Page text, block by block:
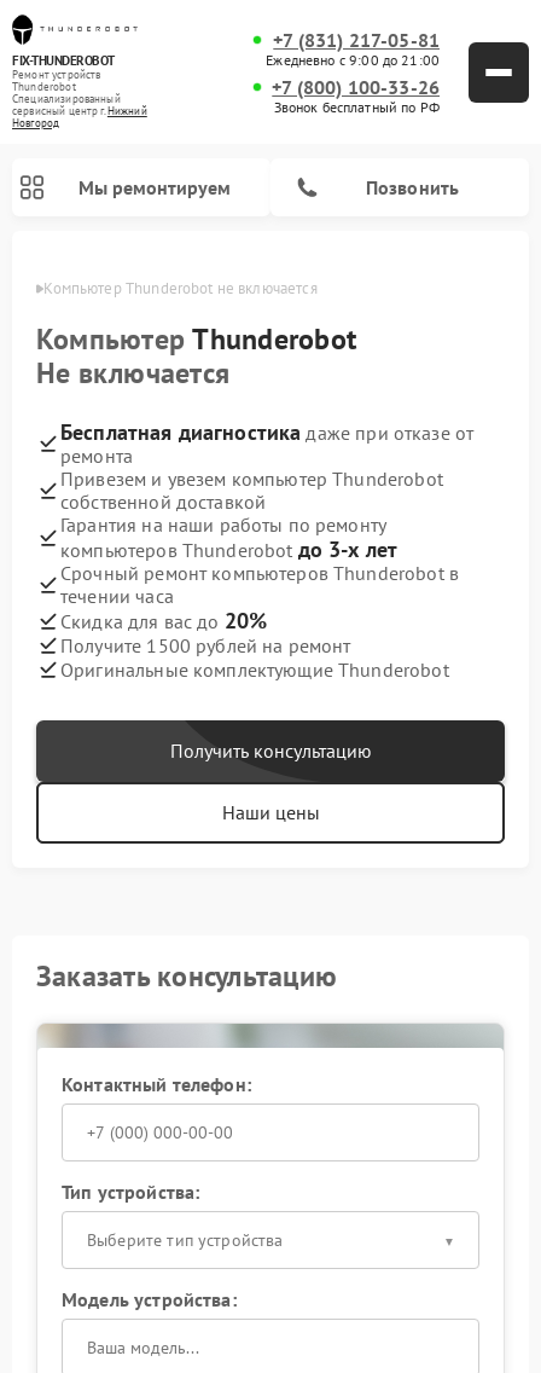
FIX-THUNDEROBOT
Ремонт устройств
Thunderobot
Специализированный
cервисный центр г.Нижний
Новгород
+7 (831) 217-05-81
Ежедневно с 9:00 до 21:00
+7 (800) 100-33-26
Звонок бесплатный по РФ
Мы ремонтируем Позвонить
Компьютер Thunderobot не включается
КомпьютерThunderobot
Не включается
Бесплатная диагностика даже при отказе от
ремонта
Привезем и увезем компьютер Thunderobot
собственной доставкой
Гарантия на наши работы по ремонту
компьютеров Thunderobot до 3-х лет
Срочный ремонт компьютеров Thunderobot в
течении часа
Скидка для вас до 20%
Получите 1500 рублей на ремонт
Оригинальные комплектующие Thunderobot
Получить консультацию
Наши цены
Заказать консультацию
Контактный телефон:
Тип устройства:
Выберите тип устройства
Модель устройства: